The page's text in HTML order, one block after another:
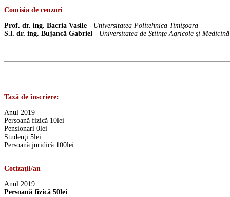
Comisia de cenzori
Prof. dr. ing. Bacria Vasile - Universitatea Politehnica Timişoara
S.l. dr. ing. Bujancă Gabriel - Universitatea de Ştiinţe Agricole şi
Taxă de înscriere:
Anul 2019
Persoană fizică 10lei
Pensionari 0lei
Studenţi 5lei
Persoană juridică 100lei
Cotizaţii/an
Anul 2019
Persoană fizică 50lei